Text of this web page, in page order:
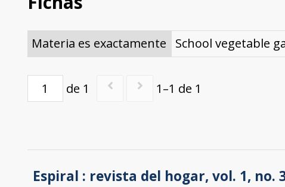
Materia es exactamente School vegetable
de 1 1–1 de 1
Espiral : revista del hogar, vol. 1, no.